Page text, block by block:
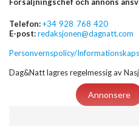
Telefon:+34 928 768 420
E-post:redaksjonen@dagnatt.com
Personvernspolicy/
Dag&Natt lagres regelmessig av
Annonsere